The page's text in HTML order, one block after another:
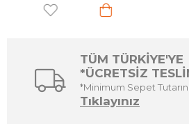
TÜM TÜRKİYE'YE
*ÜCRETSİZ
*Minimum Sepet
Tıklayınız